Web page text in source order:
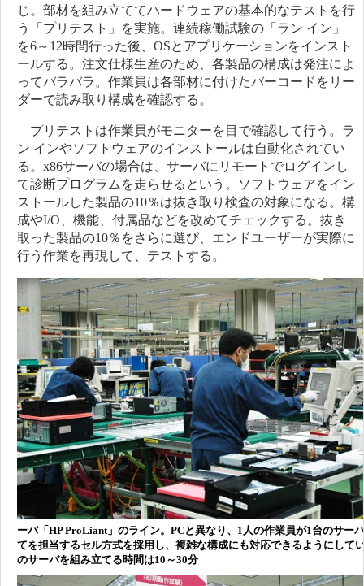
じ。部材を組み立ててハードウェアの基本的なテストを行
う「プリテスト」を実施。連続稼働試験の「ラン イン」
を6～12時間行った後、OSとアプリケーションをインスト
ールする。注文仕様生産のため、各製品の構成は発注によ
ってバラバラ。作業員は各部材に付けたバーコードをリー
ダーで読み取り構成を確認する。
プリテストは作業員がモニターを目で確認して行う。ラ
ン インやソフトウェアのインストールは自動化されてい
る。x86サーバの場合は、サーバにリモートでログインし
て診断プログラムを走らせるという。ソフトウェアをイン
ストールした製品の10％は抜き取り検査の対象になる。構
成やI/O、機能、付属品などを改めてチェックする。抜き
取った製品の10％をさらに選び、エンドユーザーが実際に
行う作業を再現して、テストする。
ーバ「HP ProLiant」のライン。PCと異なり、1人の作業員が1台のサー
てを担当するセル方式を採用し、複雑な構成にも対応できるようにして
のサーバを組み立てる時間は10～30分